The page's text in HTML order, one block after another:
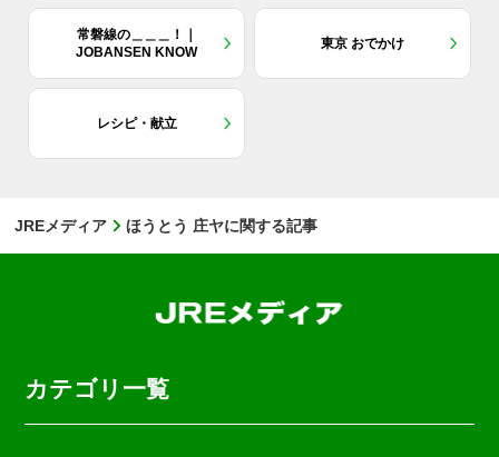
常磐線の＿＿＿！｜
JOBANSEN KNOW
東京 おでかけ
レシピ・献立
JREメディア ほうとう 庄ヤに関する記事
カテゴリ一覧